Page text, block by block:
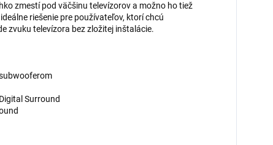
zmestí pod väčšinu televízorov a možno ho tiež
riešenie pre používateľov, ktorí chcú
zvuku televízora bez zložitej inštalácie.
Surround